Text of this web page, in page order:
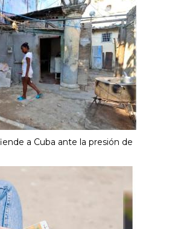
a Cuba ante la presión de